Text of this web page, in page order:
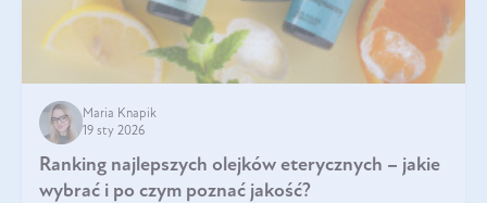
Maria Knapik
19 sty 2026
Ranking najlepszych olejków eterycznych – jakie
wybrać i po czym poznać jakość?